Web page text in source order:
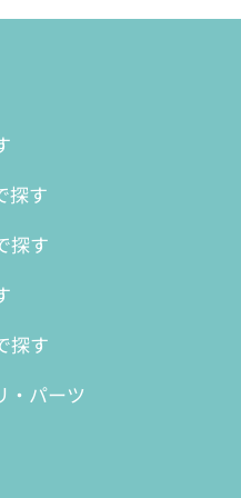
探す
探す
探す
・パーツ